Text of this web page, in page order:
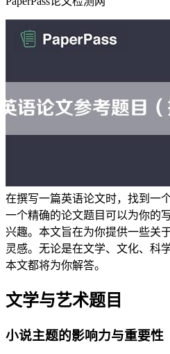
在撰写一篇英语论文时，找到一
一个精确的论文题目可以为你的
兴趣。本文旨在为你提供一些关
灵感。无论是在文学、文化、科
本文都将为你解答。
文学与艺术题目
小说主题的影响力与重要性